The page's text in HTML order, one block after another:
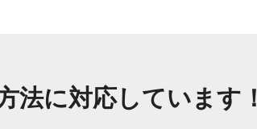
法に対応しています！